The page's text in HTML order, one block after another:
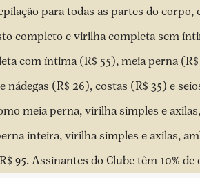
para todas as partes do
completo e virilha completa sem
com íntima (R$ 55), meia perna
(R$ 26), costas (R$ 35) e
meia perna, virilha simples e
inteira, virilha simples e axilas,
95. Assinantes do Clube têm 10%